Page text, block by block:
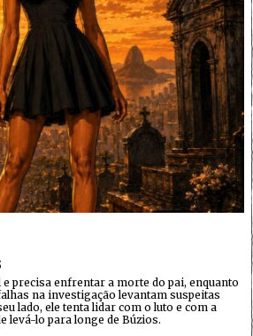
precisa enfrentar a morte do pai, enquanto
na investigação levantam suspeitas
lado, ele tenta lidar com o luto e com a
levá-lo para longe de Búzios.